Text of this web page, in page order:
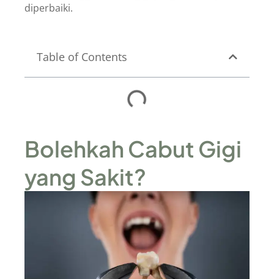
diperbaiki.
Table of Contents
Bolehkah Cabut Gigi
yang Sakit?